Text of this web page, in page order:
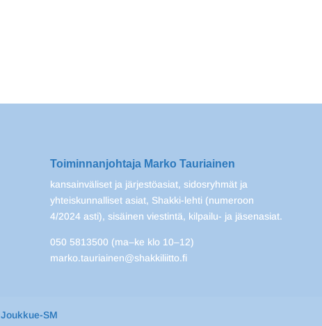
Toiminnanjohtaja Marko Tauriainen
kansainväliset ja järjestöasiat, sidosryhmät ja
yhteiskunnalliset asiat, Shakki-lehti (numeroon
4/2024 asti), sisäinen viestintä, kilpailu- ja jäsenasiat.
050 5813500 (ma–ke klo 10–12)
marko.tauriainen@shakkiliitto.fi
Joukkue-SM